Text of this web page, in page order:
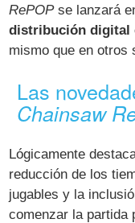
RePOPse lanzará
distribución digital
mismo que en otros
Las
Chainsaw
Lógicamente
reducción de los
jugables y la
comenzar la